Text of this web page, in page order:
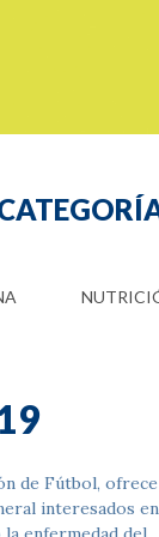
de Fútbol, ofrece
interesados en